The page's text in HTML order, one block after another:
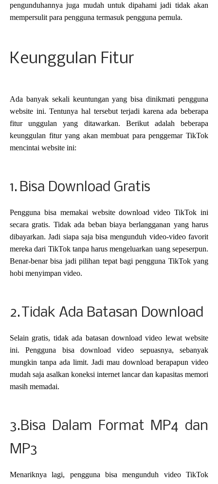
pengunduhannya juga mudah untuk dipahami jadi tidak akan
mempersulit para pengguna termasuk pengguna pemula.
Keunggulan Fitur
Ada banyak sekali keuntungan yang bisa dinikmati pengguna
website ini. Tentunya hal tersebut terjadi karena ada beberapa
fitur unggulan yang ditawarkan. Berikut adalah beberapa
keunggulan fitur yang akan membuat para penggemar TikTok
mencintai website ini:
1. Bisa Download Gratis
Pengguna bisa memakai website download video TikTok ini
secara gratis. Tidak ada beban biaya berlangganan yang harus
dibayarkan. Jadi siapa saja bisa mengunduh video-video favorit
mereka dari TikTok tanpa harus mengeluarkan uang sepeserpun.
Benar-benar bisa jadi pilihan tepat bagi pengguna TikTok yang
hobi menyimpan video.
2. Tidak Ada Batasan Download
Selain gratis, tidak ada batasan download video lewat website
ini. Pengguna bisa download video sepuasnya, sebanyak
mungkin tanpa ada limit. Jadi mau download berapapun video
mudah saja asalkan koneksi internet lancar dan kapasitas memori
masih memadai.
3.Bisa Dalam Format MP4 dan
MP3
Menariknya lagi, pengguna bisa mengunduh video TikTok